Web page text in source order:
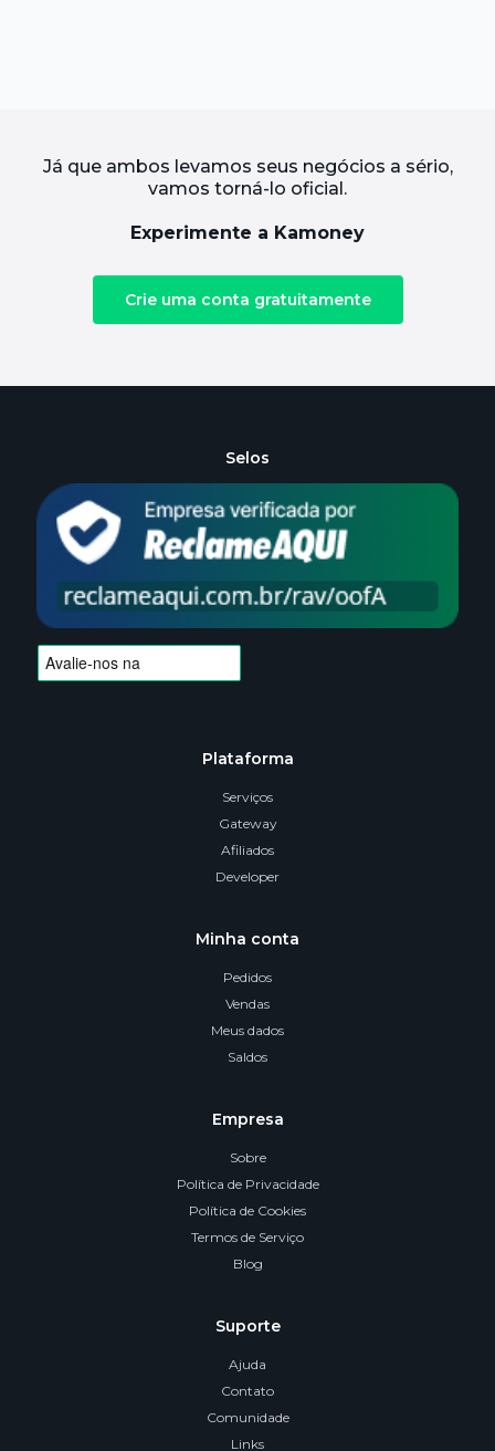
Já que ambos levamos seus negócios a sério,
vamos torná-lo oficial.
Experimente a Kamoney
Crie uma conta gratuitamente
Plataforma
Serviços
Gateway
Afiliados
Developer
Minha conta
Pedidos
Vendas
Meus dados
Saldos
Empresa
Sobre
Política de Privacidade
Política de Cookies
Termos de Serviço
Blog
Suporte
Ajuda
Contato
Comunidade
Links
Selos